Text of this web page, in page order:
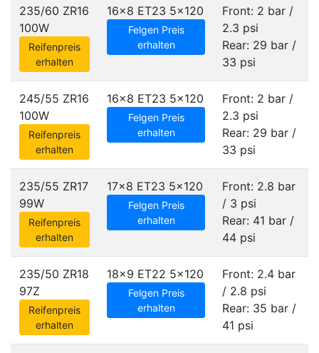
235/60 ZR16
100W
Reifenpreis
erhalten
16x8 ET23 5x120
Felgen Preis
erhalten
Front: 2 bar /
2.3 psi
Rear: 29 bar /
33 psi
245/55 ZR16
100W
Reifenpreis
erhalten
16x8 ET23 5x120
Felgen Preis
erhalten
Front: 2 bar /
2.3 psi
Rear: 29 bar /
33 psi
235/55 ZR17
99W
Reifenpreis
erhalten
17x8 ET23 5x120
Felgen Preis
erhalten
Front: 2.8 bar
/ 3 psi
Rear: 41 bar /
44 psi
235/50 ZR18
97Z
Reifenpreis
erhalten
18x9 ET22 5x120
Felgen Preis
erhalten
Front: 2.4 bar
/ 2.8 psi
Rear: 35 bar /
41 psi